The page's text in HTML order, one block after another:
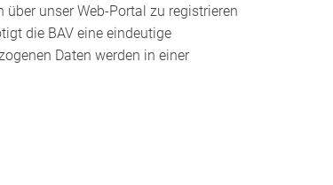
unser Web-Portal zu registrieren
die BAV eine eindeutige
Daten werden in einer